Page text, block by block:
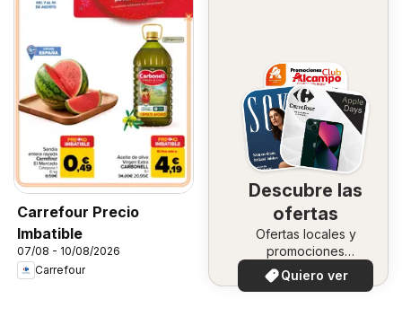
Carrefour Precio
Imbatible
07/08 - 10/08/2026
Carrefour
Descubre las
ofertas
Ofertas locales y
promociones
especiales.
Quiero ver